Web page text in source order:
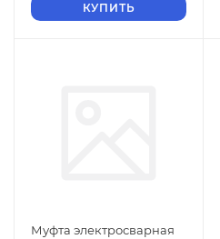
КУПИТЬ
Муфта электросварная